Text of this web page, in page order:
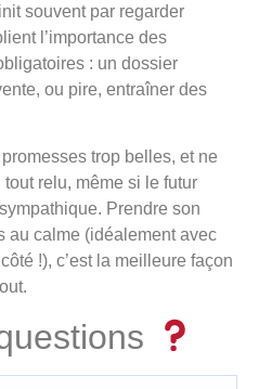
souvent par regarder
l’importance des
: un dossier
ou pire, entraîner des
trop belles, et ne
relu, même si le futur
Prendre son
au calme (idéalement avec
!), c’est la meilleure façon